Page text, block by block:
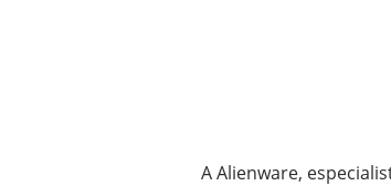
AAlienware,